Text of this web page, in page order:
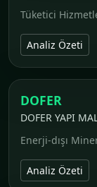
Tüketici
Analiz Özeti
DOFER
DOFER YAPI
Enerji-dışı
Analiz Özeti